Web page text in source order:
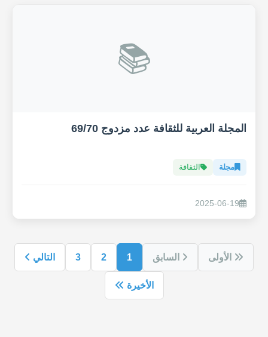
📚
المجلة العربية للثقافة عدد مزدوج 69/70
مجلة الثقافة
2025-06-19
الأولى السابق 1
2
3 التالي
الأخيرة